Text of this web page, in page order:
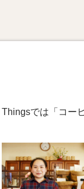
Thingsでは「コー